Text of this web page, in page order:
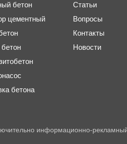
бетон
цементный
бетона
Статьи
Вопросы
Контакты
Новости
информационно-